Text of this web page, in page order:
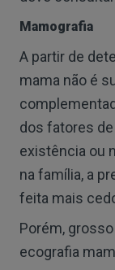
Mamografia
A partir de
mama não é
dos fatores
existência ou
na família, a
feita mais
Porém,
ecografia